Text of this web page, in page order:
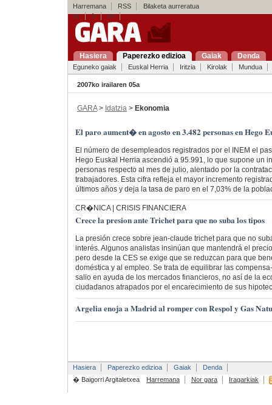
Harremana RSS
Bilaketa aurreratua
es
fr en
Hasiera Paperezko edizioa Gaiak Denda
Eguneko gaiak Euskal Herria Iritzia Kirolak Mundua
2007ko irailaren 05a
GARA> Idatzia > Ekonomia
El paro aument� en agosto en 3.482 personas en Hego
El número de desempleados registrados por el INEM el
Hego Euskal Herria ascendió a 95.991, lo que supone un
personas respecto al mes de julio, alentado por la
trabajadores. Esta cifra refleja el mayor incremento
últimos años y deja la tasa de paro en el 7,03% de la
CR�NICA | CRISIS FINANCIERA
Crece la presion ante Trichet para que no suba los tipos
La presión crece sobre jean-claude trichet para que no
interés. Algunos analistas insinúan que mantendrá el
pero desde la CES se exige que se reduzcan para que
doméstica y al empleo. Se trata de equilibrar las
salio en ayuda de los mercados financieros, no así de la
ciudadanos atrapados por el encarecimiento de sus
Argelia enoja a Madrid al romper con Respol y Gas
Hasiera Paperezko edizioa Gaiak
Denda
� Baigorri Argitaletxea
Harremana Nor gara Iragarkiak